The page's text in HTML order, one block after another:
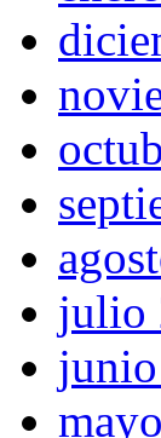
julio